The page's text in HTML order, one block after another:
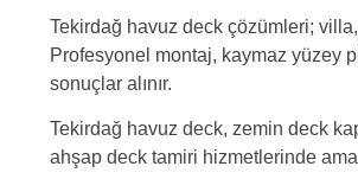
Tekirdağ havuz deck çözümleri;
Profesyonel montaj, kaymaz yüzey
sonuçlar alınır.
Tekirdağ havuz deck, zemin deck
ahşap deck tamiri hizmetlerinde